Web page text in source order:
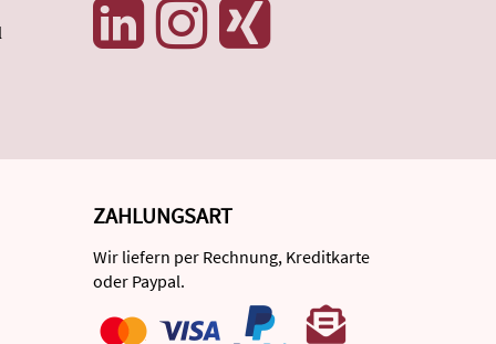
ZAHLUNGSART
Wir liefern per Rechnung, Kreditkarte
oder Paypal.